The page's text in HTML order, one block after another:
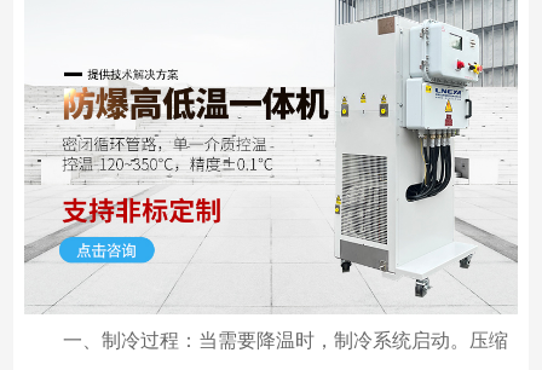
一、制冷过程：当需要降温时，制冷系统启动。压缩